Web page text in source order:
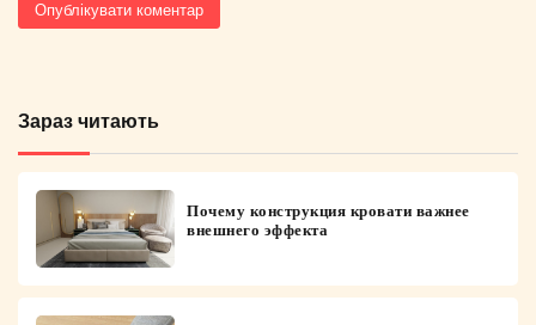
Зараз читають
Почему конструкция кровати важнее
внешнего эффекта